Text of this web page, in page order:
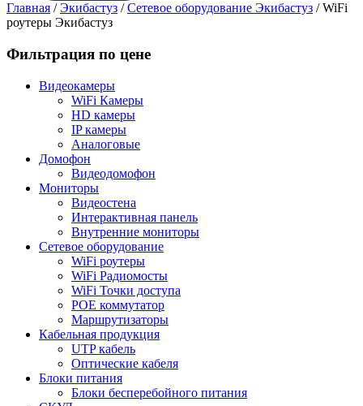
Главная /Экибастуз /Сетевое оборудование Экибастуз / WiFi
роутеры Экибастуз
Фильтрация по цене
Видеокамеры
WiFi Камеры
HD камеры
IP камеры
Аналоговые
Домофон
Видеодомофон
Мониторы
Видеостена
Интерактивная панель
Внутренние мониторы
Сетевое оборудование
WiFi роутеры
WiFi Радиомосты
WiFi Точки доступа
POE коммутатор
Маршрутизаторы
Кабельная продукция
UTP кабель
Оптические кабеля
Блоки питания
Блоки бесперебойного питания